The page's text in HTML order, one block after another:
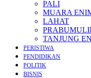
PALI
MUARA
LAHAT
TANJUNG
PERISTIWA
PENDIDIKAN
POLITIK
BISNIS